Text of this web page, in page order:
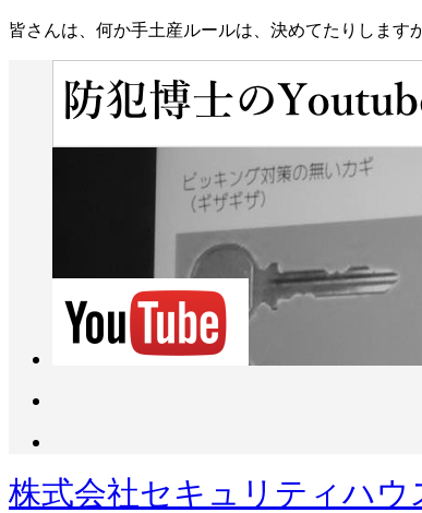
皆さんは、何か手土産ルールは、決めてたりします
株式会社セキュリティハウ